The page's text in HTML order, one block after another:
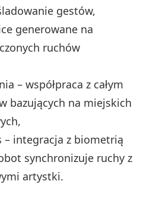
gestów,
generowane na
ruchów
– współpraca z całym
bazujących na miejskich
– integracja z biometrią
synchronizuje ruchy z
artystki.